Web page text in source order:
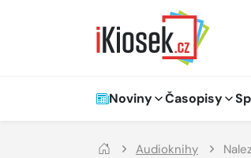
Hlavní navigace
Noviny Časopisy
Audioknihy